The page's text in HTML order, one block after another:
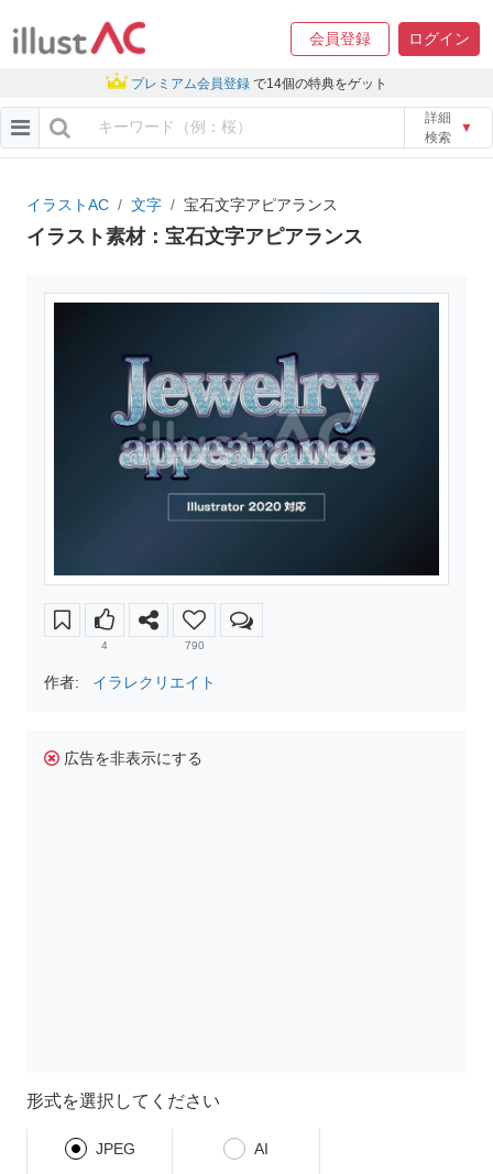
会員登録 ログイン
プレミアム会員登録 で14個の特典をゲット
詳細
検索
▼
イラストAC 文字 宝石文字アピアランス
イラスト素材：宝石文字アピアランス
4 790
作者: イラレクリエイト
広告を非表示にする
形式を選択してください
JPEG
AI